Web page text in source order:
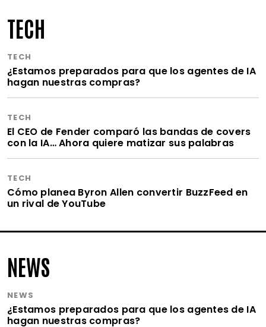
TECH
TECH
¿Estamos preparados para que los agentes de IA
hagan nuestras compras?
TECH
El CEO de Fender comparó las bandas de covers
con la IA… Ahora quiere matizar sus palabras
TECH
Cómo planea Byron Allen convertir BuzzFeed en
un rival de YouTube
NEWS
NEWS
¿Estamos preparados para que los agentes de IA
hagan nuestras compras?